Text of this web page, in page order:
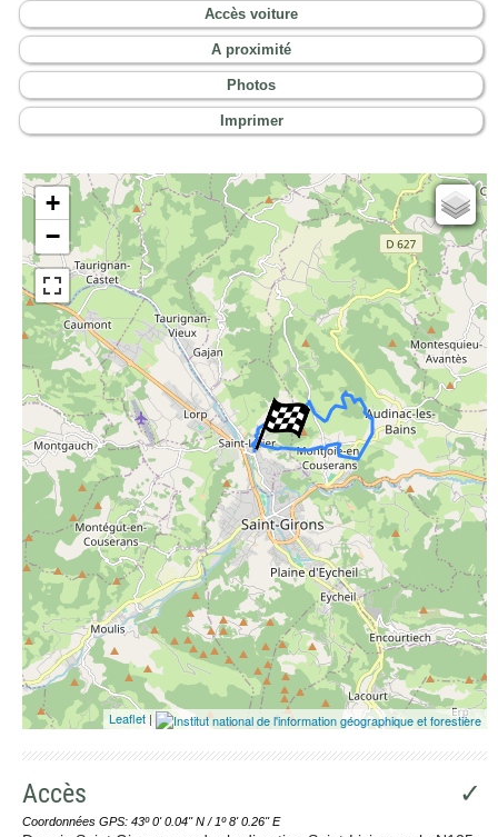
Accès voiture
A proximité
Photos
Imprimer
+
−
Cartes IGN
Open Topo Map
Open Street Map
ESRI Word Imagery
Photographies aériennes
Leaflet|
Accès ✓
Coordonnées GPS: 43º 0' 0.04'' N / 1º 8' 0.26'' E